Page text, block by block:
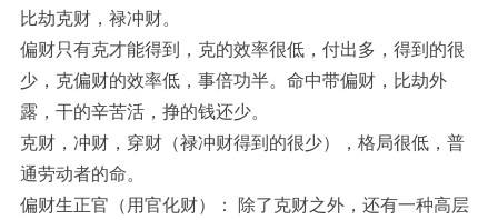
比劫克财，禄冲财。
偏财只有克才能得到，克的效率很低，付出多，得到的很
少，克偏财的效率低，事倍功半。命中带偏财，比劫外
露，干的辛苦活，挣的钱还少。
克财，冲财，穿财（禄冲财得到的很少），格局很低，普
通劳动者的命。
偏财生正官（用官化财）： 除了克财之外，还有一种高层